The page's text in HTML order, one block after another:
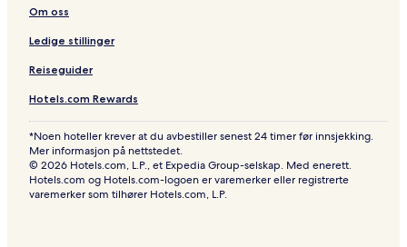
Om oss
Ledige stillinger
Reiseguider
Hotels.com Rewards
*Noen hoteller krever at du avbestiller senest 24 timer før innsjekking.
Mer informasjon på nettstedet.
© 2026 Hotels.com, L.P., et Expedia Group-selskap. Med enerett.
Hotels.com og Hotels.com-logoen er varemerker eller registrerte
varemerker som tilhører Hotels.com, L.P.